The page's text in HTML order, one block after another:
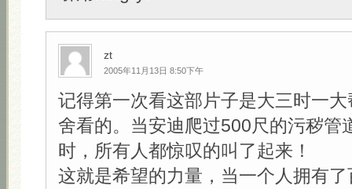
zt
2005年11月13日 8:50下午
记得第一次看这部片子是大三时一
舍看的。当安迪爬过500尺的污秽管
时，所有人都惊叹的叫了起来！
这就是希望的力量，当一个人拥有